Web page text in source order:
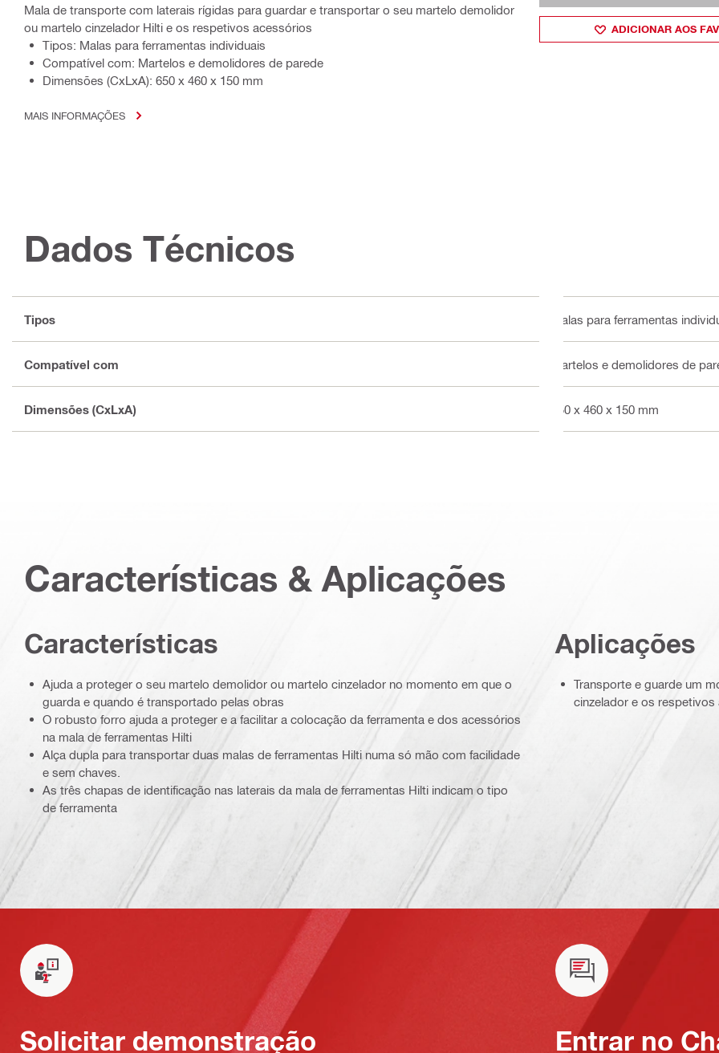
Mala de transporte com laterais rígidas para guardar e transportar o seu martelo demolidor
ou martelo cinzelador Hilti e os respetivos acessórios
Tipos: Malas para ferramentas individuais
Compatível com: Martelos e demolidores de parede
Dimensões (CxLxA): 650 x 460 x 150 mm
MAIS INFORMAÇÕES
ADICIONAR AOS
Dados Técnicos
Tipos Malas para ferramentas
Compatível com Martelos e demolidores de
Dimensões (CxLxA) 650 x 460 x 150 mm
Características & Aplicações
Características
Ajuda a proteger o seu martelo demolidor ou martelo cinzelador no momento em que o
guarda e quando é transportado pelas obras
O robusto forro ajuda a proteger e a facilitar a colocação da ferramenta e dos acessórios
na mala de ferramentas Hilti
Alça dupla para transportar duas malas de ferramentas Hilti numa só mão com facilidade
e sem chaves.
As três chapas de identificação nas laterais da mala de ferramentas Hilti indicam o tipo
de ferramenta
Aplicações
Transporte e guarde um
cinzelador e os respetivos
Solicitar demonstração Entrar no